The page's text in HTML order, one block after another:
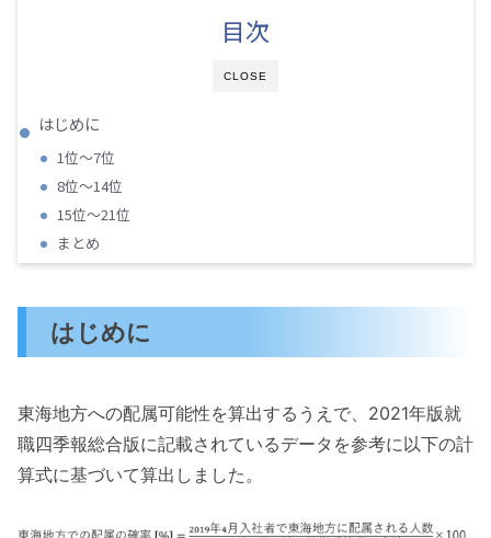
CLOSE
目次
はじめに
1位～7位
8位～14位
15位～21位
まとめ
はじめに
東海地方への配属可能性を算出するうえで、2021年版就
職四季報総合版に記載されているデータを参考に以下の計
算式に基づいて算出しました。